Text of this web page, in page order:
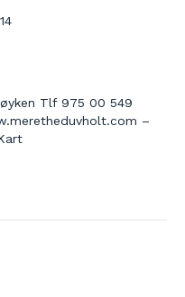
Tlf 975 00 549
–